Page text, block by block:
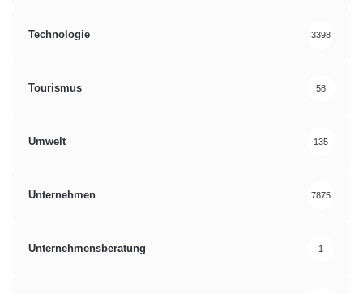
Technologie 3398
Tourismus 58
Umwelt 135
Unternehmen 7875
Unternehmensberatung 1